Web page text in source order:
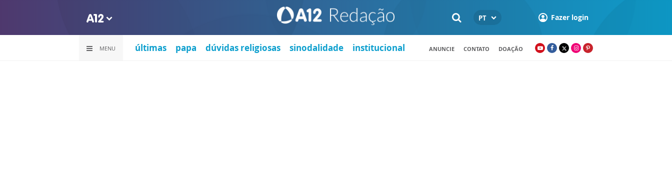
PT Fazer login
MENU últimas papa dúvidas religiosas sinodalidade institucional ANUNCIE CONTATO DOAÇÃO